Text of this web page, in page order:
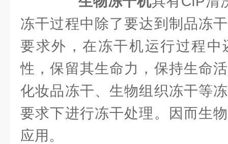
冻干过程中除了要达到制品冻
要求外，在冻干机运行过程中
性，保留其生命力，保持生命
化妆品冻干、生物组织冻干等
要求下进行冻干处理。因而生
应用。